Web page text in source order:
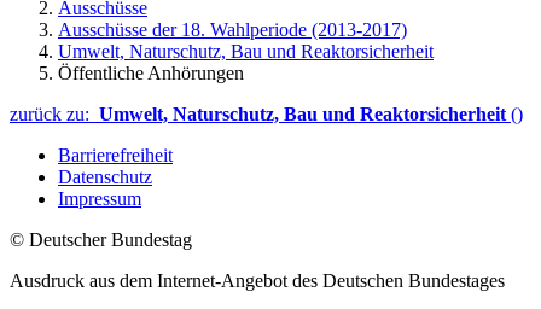
Ausschüsse
Ausschüsse der 18. Wahlperiode (2013-2017)
Umwelt, Naturschutz, Bau und Reaktorsicherheit
Öffentliche Anhörungen
zurück zu: Umwelt, Naturschutz, Bau und Reaktorsicherheit ()
Barrierefreiheit
Datenschutz
Impressum
© Deutscher Bundestag
Ausdruck aus dem Internet-Angebot des Deutschen Bundestages